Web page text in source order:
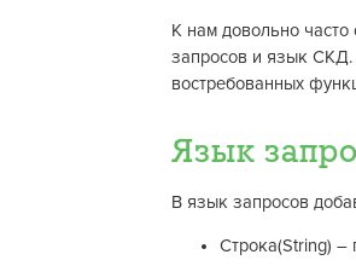
К нам довольно
запросов и язык СКД.
востребованных
Язык
В язык запросов
Строка(String) –